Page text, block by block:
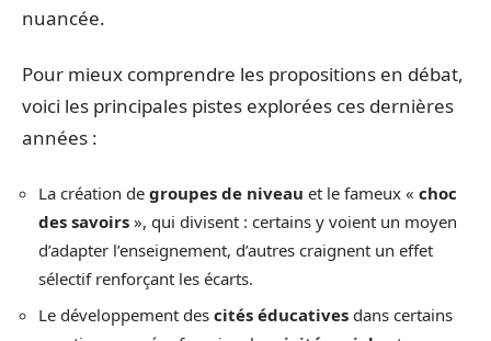
nuancée.
Pour mieux comprendre les propositions en débat,
voici les principales pistes explorées ces dernières
années :
La création de groupes de niveau et le fameux « choc
des savoirs », qui divisent : certains y voient un moyen
d’adapter l’enseignement, d’autres craignent un effet
sélectif renforçant les écarts.
Le développement des cités éducatives dans certains